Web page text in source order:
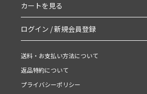
カートを見る
ログイン / 新規会員登録
送料・お支払い方法について
返品特約について
プライバシーポリシー